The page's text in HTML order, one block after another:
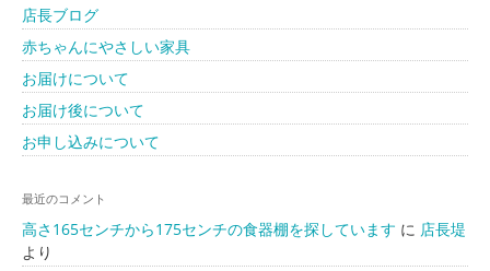
店長ブログ
赤ちゃんにやさしい家具
お届けについて
お届け後について
お申し込みについて
最近のコメント
高さ165センチから175センチの食器棚を探しています に 店長堤
より